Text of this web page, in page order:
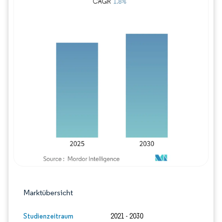
Marktübersicht
Studienzeitraum 2021 - 2030